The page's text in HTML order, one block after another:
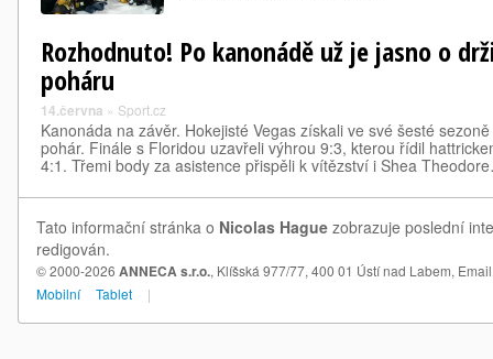
Rozhodnuto! Po kanonádě už je jasno o
poháru
14.června » Sport.cz
Kanonáda na závěr. Hokejisté Vegas získali ve své šesté
pohár. Finále s Floridou uzavřeli výhrou 9:3, kterou řídil
4:1. Třemi body za asistence přispěli k vítězství i Shea
Tato informační stránka o Nicolas Hague zobrazuje poslední
redigován.
© 2000-2026 ANNECA s.r.o., Klíšská 977/77, 400 01 Ústí nad Labem,
Mobilní
Tablet |